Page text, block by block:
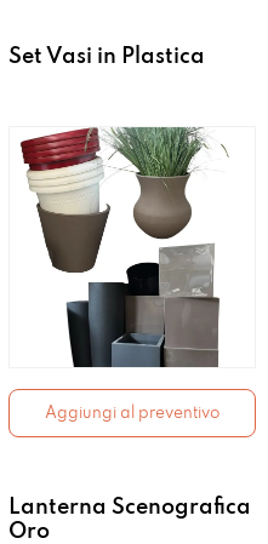
Set Vasi in Plastica
Aggiungi al preventivo
Lanterna Scenografica
Oro